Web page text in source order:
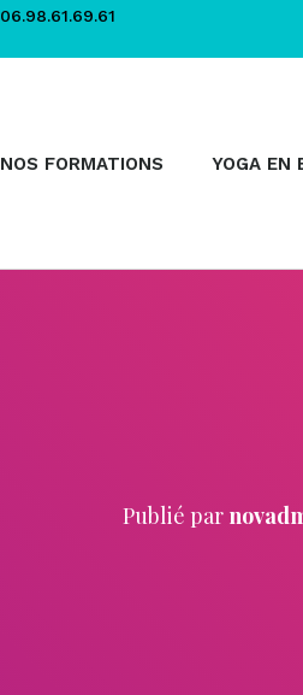
06.98.61.69.61
NOS FORMATIONS YOGA EN
Publié par